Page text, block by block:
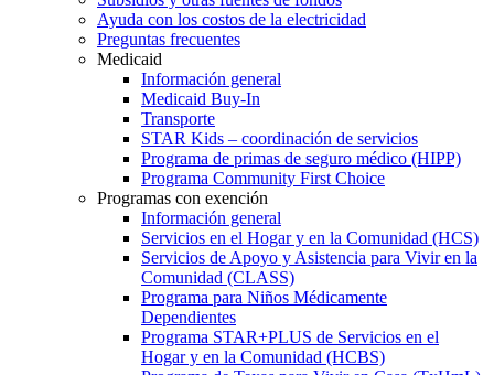
Ayuda con los costos de la electricidad
Preguntas frecuentes
Medicaid
Información general
Medicaid Buy-In
Transporte
STAR Kids – coordinación de servicios
Programa de primas de seguro médico (HIPP)
Programa Community First Choice
Programas con exención
Información general
Servicios en el Hogar y en la Comunidad (HCS)
Servicios de Apoyo y Asistencia para Vivir en la
Comunidad (CLASS)
Programa para Niños Médicamente
Dependientes
Programa STAR+PLUS de Servicios en el
Hogar y en la Comunidad (HCBS)